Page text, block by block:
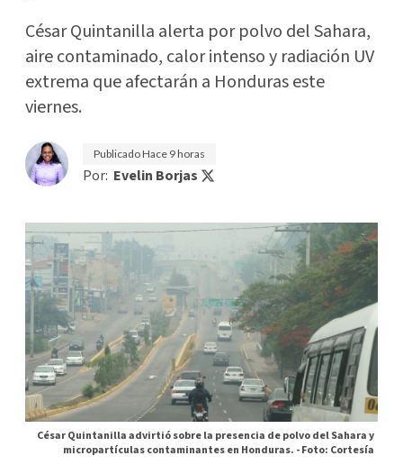
César Quintanilla alerta por polvo del Sahara,
aire contaminado, calor intenso y radiación UV
extrema que afectarán a Honduras este
viernes.
PublicadoHace 9 horas
Por: Evelin Borjas
César Quintanilla advirtió sobre la presencia de polvo del Sahara y
micropartículas contaminantes en Honduras. -Foto: Cortesía